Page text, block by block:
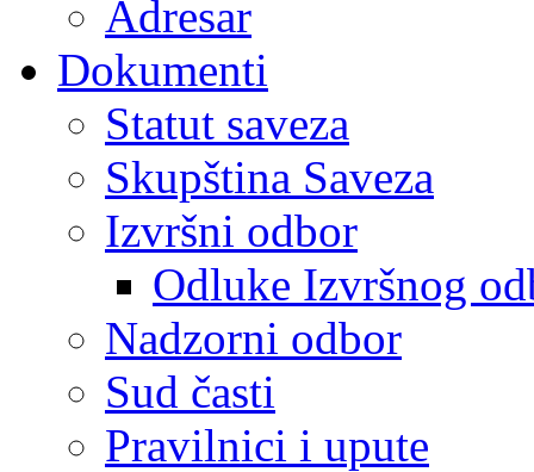
Adresar
Dokumenti
Statut saveza
Skupština Saveza
Izvršni odbor
Odluke Izvršnog
Nadzorni odbor
Sud časti
Pravilnici i upute